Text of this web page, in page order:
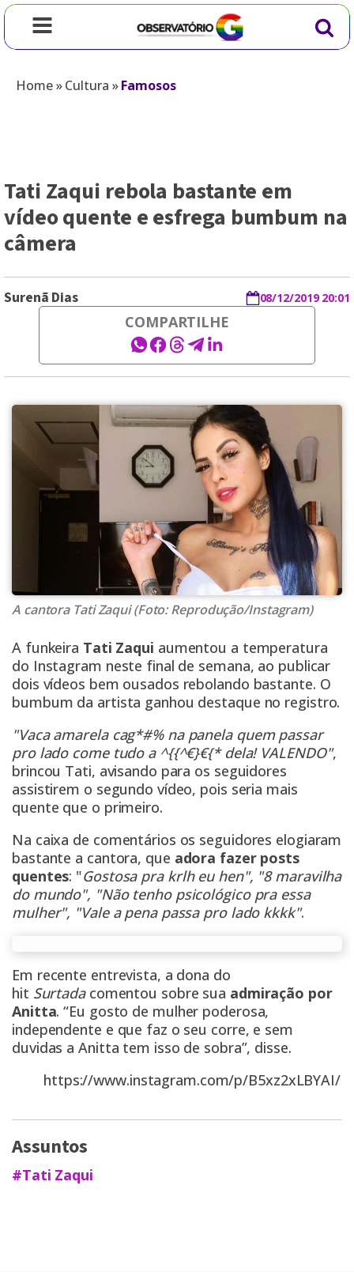
Home»Cultura »Famosos
Tati Zaqui rebola bastante em
vídeo quente e esfrega bumbum na
câmera
Surenã Dias 08/12/2019 20:01
COMPARTILHE
A cantora Tati Zaqui (Foto: Reprodução/Instagram)
A funkeira Tati Zaqui aumentou a temperatura
do Instagram neste final de semana, ao publicar
dois vídeos bem ousados rebolando bastante. O
bumbum da artista ganhou destaque no registro.
"Vaca amarela cag*#% na panela quem passar
pro lado come tudo a ^{{^€}€{* dela! VALENDO",
brincou Tati, avisando para os seguidores
assistirem o segundo vídeo, pois seria mais
quente que o primeiro.
Na caixa de comentários os seguidores elogiaram
bastante a cantora, que adora fazer posts
quentes: "Gostosa pra krlh eu hen", "8 maravilha
do mundo", "Não tenho psicológico pra essa
mulher", "Vale a pena passa pro lado kkkk".
Em recente entrevista, a dona do
hit Surtada comentou sobre sua admiração por
Anitta. “Eu gosto de mulher poderosa,
independente e que faz o seu corre, e sem
duvidas a Anitta tem isso de sobra”, disse.
https://www.instagram.com/p/B5xz2xLBYAI/
Assuntos
#Tati Zaqui